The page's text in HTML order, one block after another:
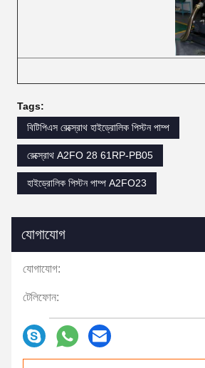
Tags:
বিটিপিএস রেক্স্রোথ হাইড্রোলিক পিস্টন পাম্প
রেক্স্রোথ A2FO 28 61RP-PB05
হাইড্রোলিক পিস্টন পাম্প A2FO23
যোগাযোগ
যোগাযোগ:
টেলিফোন: